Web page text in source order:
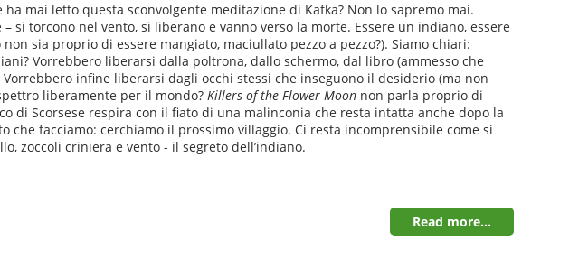
mai letto questa sconvolgente meditazione di Kafka? Non lo sapremo mai.
si torcono nel vento, si liberano e vanno verso la morte. Essere un indiano, essere
sia proprio di essere mangiato, maciullato pezzo a pezzo?). Siamo chiari:
Vorrebbero liberarsi dalla poltrona, dallo schermo, dal libro (ammesso che
infine liberarsi dagli occhi stessi che inseguono il desiderio (ma non
liberamente per il mondo? Killers of the Flower Moon non parla proprio di
di Scorsese respira con il fiato di una malinconia che resta intatta anche dopo la
facciamo: cerchiamo il prossimo villaggio. Ci resta incomprensibile come si
zoccoli criniera e vento - il segreto dell’indiano.
Read more...